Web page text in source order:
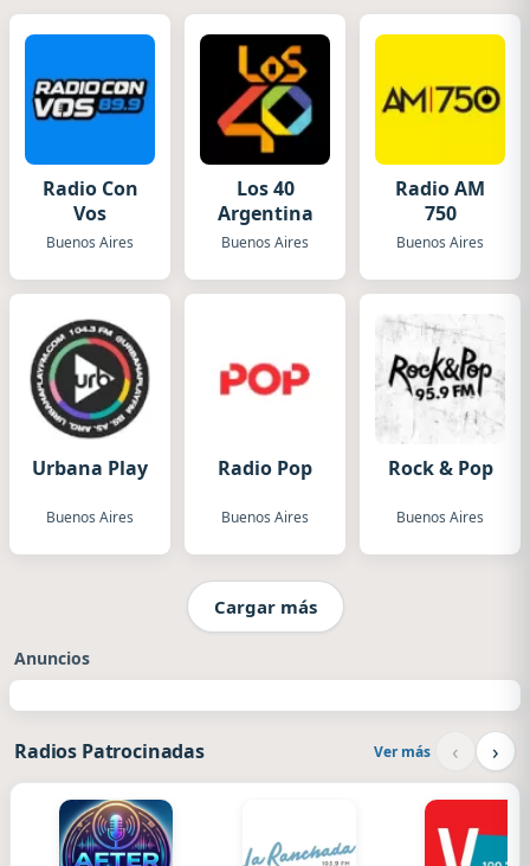
Radio Con
Vos
Buenos Aires
Los 40
Argentina
Buenos Aires
Radio AM
750
Buenos Aires
Urbana Play
Buenos Aires
Radio Pop
Buenos Aires
Rock & Pop
Buenos Aires
Cargar más
Anuncios
Radios Patrocinadas Ver más ‹ ›